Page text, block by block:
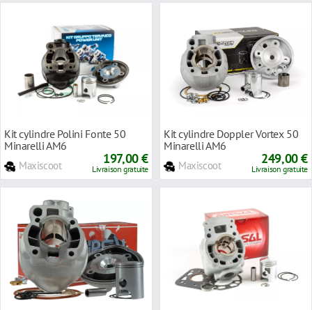
Kit cylindre Polini Fonte 50
Minarelli AM6
Maxiscoot 197,00 €
Livraison gratuite
Kit cylindre Doppler Vortex 50
Minarelli AM6
Maxiscoot 249,00 €
Livraison gratuite